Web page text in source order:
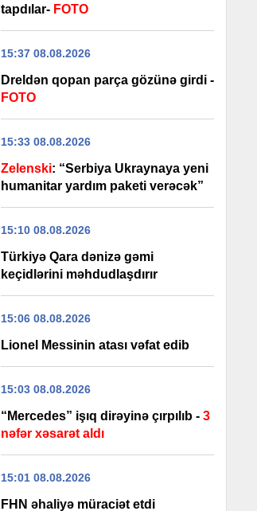
tapdılar- FOTO
15:37 08.08.2026
Dreldən qopan parça gözünə girdi -
FOTO
15:33 08.08.2026
Zelenski: “Serbiya Ukraynaya yeni
humanitar yardım paketi verəcək”
15:10 08.08.2026
Türkiyə Qara dənizə gəmi
keçidlərini məhdudlaşdırır
15:06 08.08.2026
Lionel Messinin atası vəfat edib
15:03 08.08.2026
“Mercedes” işıq dirəyinə çırpılıb - 3
nəfər xəsarət aldı
15:01 08.08.2026
FHN əhaliyə müraciət etdi